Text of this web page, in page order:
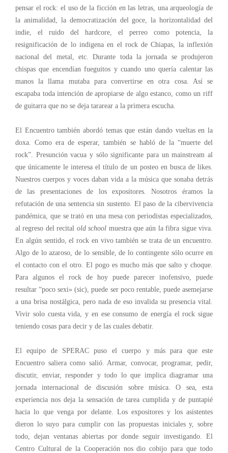
pensar el rock: el uso de la ficción en las letras, una arqueología de
la animalidad, la democratización del goce, la horizontalidad del
indie, el ruido del hardcore, el perreo como potencia, la
resignificación de lo indigena en el rock de Chiapas, la inflexión
nacional del metal, etc. Durante toda la jornada se produjeron
chispas que encendían fueguitos y cuando uno quería calentar las
manos la llama mutaba para convertirse en otra cosa. Así se
escapaba toda intención de apropiarse de algo estanco, como un riff
de guitarra que no se deja tararear a la primera escucha.
El Encuentro también abordó temas que están dando vueltas en la
doxa. Como era de esperar, también se habló de la “muerte del
rock”. Presunción vacua y sólo significante para un mainstream al
que únicamente le interesa el título de un posteo en busca de likes.
Nuestros cuerpos y voces daban vida a la música que sonaba detrás
de las presentaciones de los expositores. Nosotros éramos la
refutación de una sentencia sin sustento. El paso de la cibervivencia
pandémica, que se trató en una mesa con periodistas especializados,
al regreso del recital old school muestra que aún la fibra sigue viva.
En algún sentido, el rock en vivo también se trata de un encuentro.
Algo de lo azaroso, de lo sensible, de lo contingente sólo ocurre en
el contacto con el otro. El pogo es mucho más que salto y choque.
Para algunos el rock de hoy puede parecer inofensivo, puede
resultar “poco sexi» (sic), puede ser poco rentable, puede asemejarse
a una brisa nostálgica, pero nada de eso invalida su presencia vital.
Vivir solo cuesta vida, y en ese consumo de energía el rock sigue
teniendo cosas para decir y de las cuales debatir.
El equipo de SPERAC puso el cuerpo y más para que este
Encuentro saliera como salió. Armar, convocar, programar, pedir,
discutir, enviar, responder y todo lo que implica diagramar una
jornada internacional de discusión sobre música. O sea, esta
experiencia nos deja la sensación de tarea cumplida y de puntapié
hacia lo que venga por delante. Los expositores y los asistentes
dieron lo suyo para cumplir con las propuestas iniciales y, sobre
todo, dejan ventanas abiertas por donde seguir investigando. El
Centro Cultural de la Cooperación nos dio cobijo para que todo